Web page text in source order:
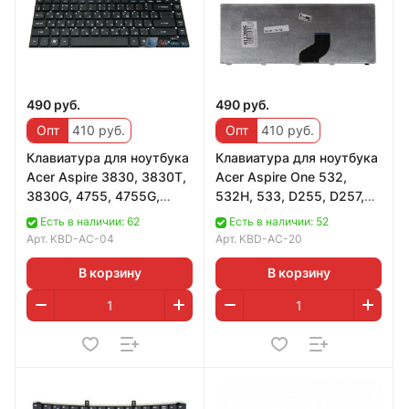
490 руб.
Опт
410 руб.
Клавиатура для ноутбука
Acer Aspire 3830, 3830T,
3830G, 4755, 4755G,
4830, 4830T, 4830TG30,
4830T, 4
Есть в наличии: 62
Арт. KBD-AC-04
В корзину
490 руб.
Опт
410 руб.
Клавиатура для ноутбука
Acer Aspire One 532,
532H, 533, D255, D257,
D260, D270, E350; em350
Черная
Есть в наличии: 52
Арт. KBD-AC-20
В корзину